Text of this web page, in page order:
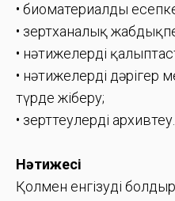
• биоматериалды
• зертханалық
• нәтижелерді
• нәтижелерді дәрігер
түрде жіберу;
• зерттеулерді архивтеу.
Нәтижесі
Қолмен енгізуді